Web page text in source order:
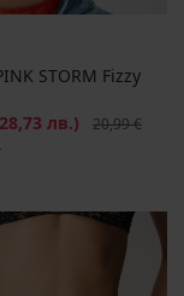
STORM Fizzy
лв.)
20,99 €